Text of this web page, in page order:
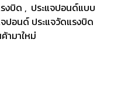
งบิด , ประแจปอนด์แบบ
จปอนด์ ประแจวัดแรงบิด
ามาใหม่